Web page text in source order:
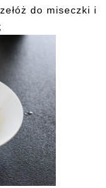
do miseczki i